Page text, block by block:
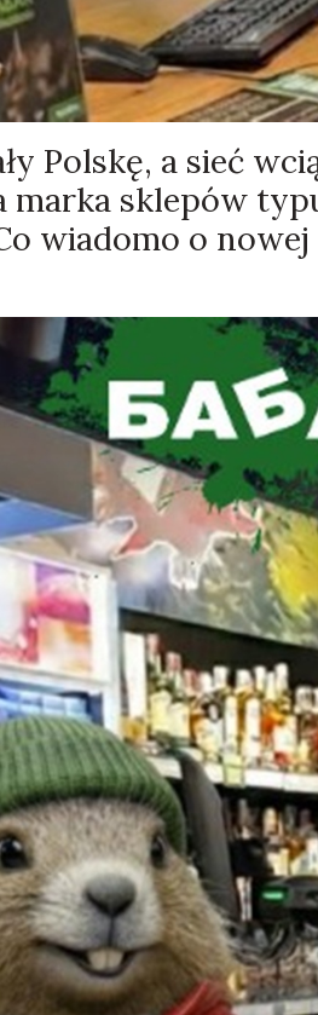
Polskę, a sieć
marka sklepów
wiadomo o